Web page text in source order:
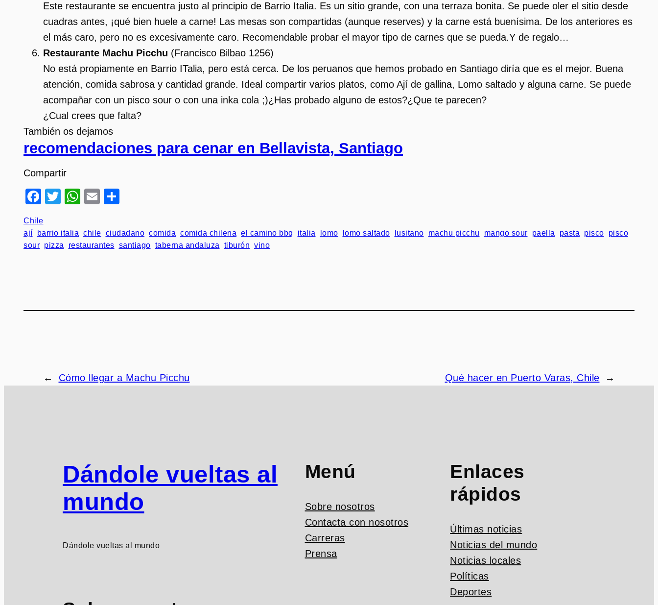
Este restaurante se encuentra justo al principio de Barrio Italia. Es un sitio grande, con una terraza bonita. Se puede oler el sitio desde
cuadras antes, ¡qué bien huele a carne! Las mesas son compartidas (aunque reserves) y la carne está buenísima. De los anteriores es
el más caro, pero no es excesivamente caro. Recomendable probar el mayor tipo de carnes que se pueda.Y de regalo…
Restaurante Machu Picchu (Francisco Bilbao 1256)
No está propiamente en Barrio ITalia, pero está cerca. De los peruanos que hemos probado en Santiago diría que es el mejor. Buena
atención, comida sabrosa y cantidad grande. Ideal compartir varios platos, como Ají de gallina, Lomo saltado y alguna carne. Se puede
acompañar con un pisco sour o con una inka cola ;)¿Has probado alguno de estos?¿Que te parecen?
¿Cual crees que falta?
También os dejamos
recomendaciones para cenar en Bellavista, Santiago
Compartir
Facebook
TwitterWhatsApp
Email
Chile
ají
barrio italia chile ciudadano comida comida chilena el camino bbq italia lomo lomo saltado lusitano machu picchu mango sour paella pasta pisco
pisco
sour pizza restaurantes santiago taberna andaluza tiburón vino
← Cómo llegar a Machu Picchu Qué hacer en Puerto Varas, Chile →
Dándole vueltas al
mundo
Dándole vueltas al mundo
Menú
Sobre nosotros
Contacta con nosotros
Carreras
Prensa
Enlaces
rápidos
Últimas noticias
Noticias del mundo
Noticias locales
Políticas
Deportes